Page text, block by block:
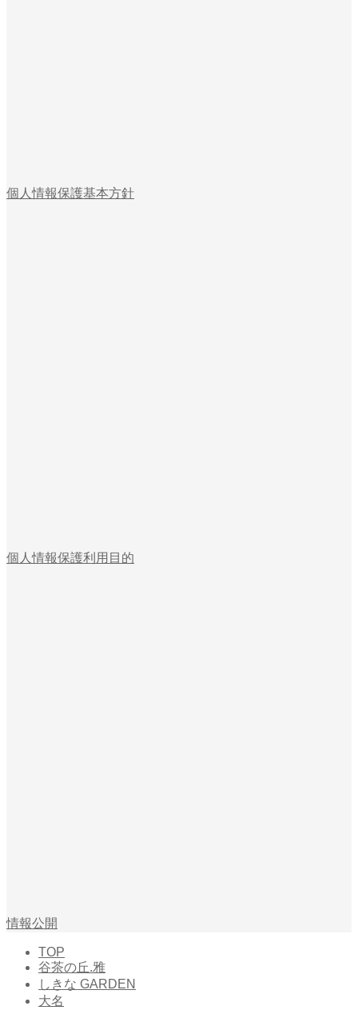
個人情報保護基本方針
個人情報保護利用目的
情報公開
TOP
谷茶の丘.雅
しきな GARDEN
大名